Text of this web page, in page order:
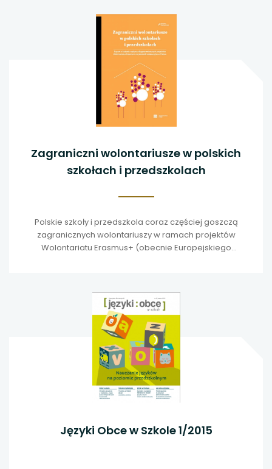
Zagraniczni wolontariusze w polskich
szkołach i przedszkolach
Polskie szkoły i przedszkola coraz częściej goszczą
zagranicznych wolontariuszy w ramach projektów
Wolontariatu Erasmus+ (obecnie Europejskiego
Języki Obce w Szkole 1/2015